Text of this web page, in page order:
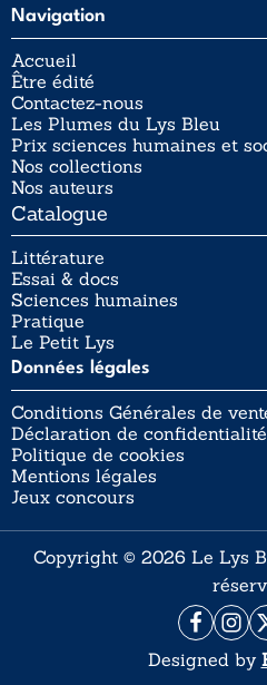
Navigation
Accueil
Être édité
Contactez-nous
Les Plumes du Lys Bleu
Prix sciences humaines et
Nos collections
Nos auteurs
Catalogue
Littérature
Essai & docs
Sciences humaines
Pratique
Le Petit Lys
Données légales
Conditions Générales de
Déclaration de confidentialité
Politique de cookies
Mentions légales
Jeux concours
Copyright © 2026 Le Lys
Designed by